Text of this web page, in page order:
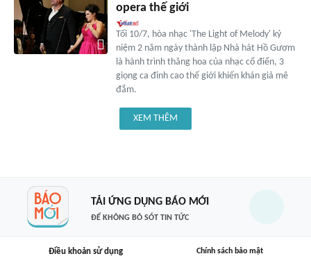
opera thế giới
Tối 10/7, hòa nhạc 'The Light of Melody' kỷ
niệm 2 năm ngày thành lập Nhà hát Hồ Gươm
là hành trình thăng hoa của nhạc cổ điển, 3
giọng ca đỉnh cao thế giới khiến khán giả mê
đắm.
XEM THÊM
TẢI ỨNG DỤNG BÁO MỚI
ĐỂ KHÔNG BỎ SÓT TIN TỨC
Điều khoản sử dụng Chính sách bảo mật